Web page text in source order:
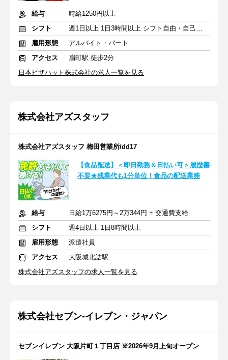
給与
時給1250円以上
シフト
週1日以上 1日3時間以上 シフト自由・自己申告
雇用形態
アルバイト・パート
アクセス
扇町駅 徒歩2分
日本ピザハット株式会社の求人一覧を見る
株式会社アズスタッフ
株式会社アズスタッフ 梅田営業所/dd17
【食品配送】＜即日勤務＆日払い可＞履歴書
不要★残業代も1分単位！食品の配送業務
給与
日給1万6275円～2万344円 + 交通費支給
シフト
週4日以上 1日8時間以上
雇用形態
派遣社員
アクセス
大阪城北詰駅
株式会社アズスタッフの求人一覧を見る
株式会社セブン-イレブン・ジャパン
セブンイレブン 大阪片町１丁目店 ※2026年9月上旬オープン